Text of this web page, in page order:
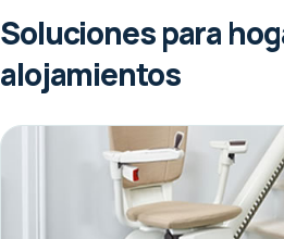
Soluciones para
alojamientos